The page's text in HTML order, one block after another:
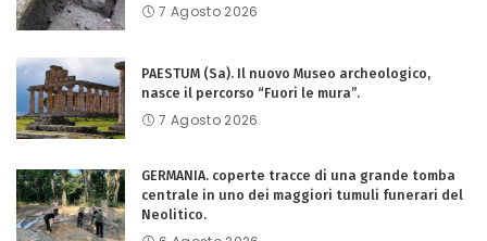
7 Agosto 2026
PAESTUM (Sa). Il nuovo Museo archeologico,
nasce il percorso “Fuori le mura”.
7 Agosto 2026
GERMANIA. coperte tracce di una grande tomba
centrale in uno dei maggiori tumuli funerari del
Neolitico.